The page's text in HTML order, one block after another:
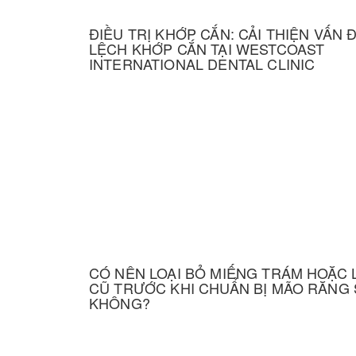
ĐIỀU TRỊ KHỚP CẮN: CẢI THIỆN VẤN
LỆCH KHỚP CẮN TẠI WESTCOAST
INTERNATIONAL DENTAL CLINIC
CÓ NÊN LOẠI BỎ MIẾNG TRÁM HOẶC
CŨ TRƯỚC KHI CHUẨN BỊ MÃO RĂNG
KHÔNG?